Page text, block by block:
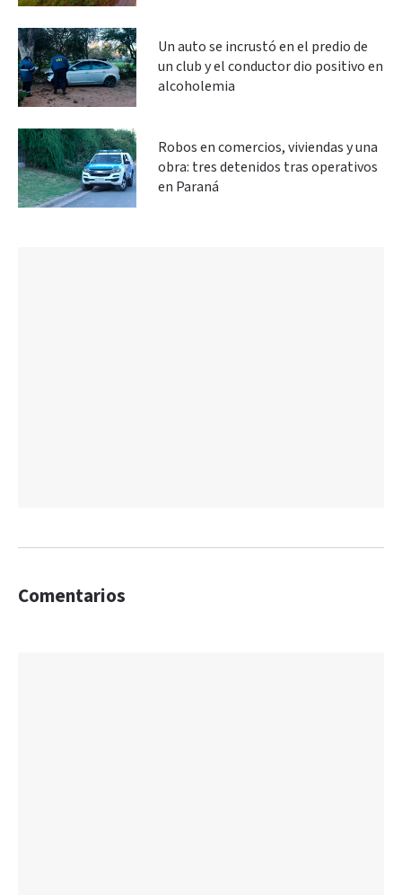
Un auto se incrustó en el predio de
un club y el conductor dio positivo en
alcoholemia
Robos en comercios, viviendas y una
obra: tres detenidos tras operativos
en Paraná
Comentarios